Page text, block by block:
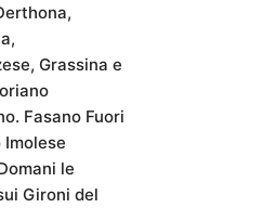
Grassina e
Fasano Fuori
Imolese
le
Gironi del